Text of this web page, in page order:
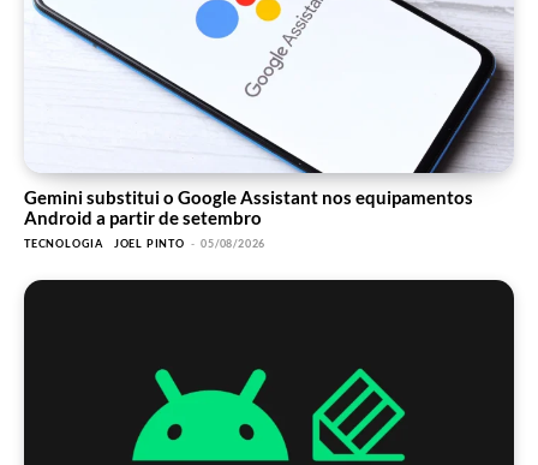
Gemini substitui o Google Assistant nos equipamentos
Android a partir de setembro
TECNOLOGIA JOEL PINTO - 05/08/2026